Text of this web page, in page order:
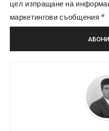
цел изпращане на
маркетингови съобщения*